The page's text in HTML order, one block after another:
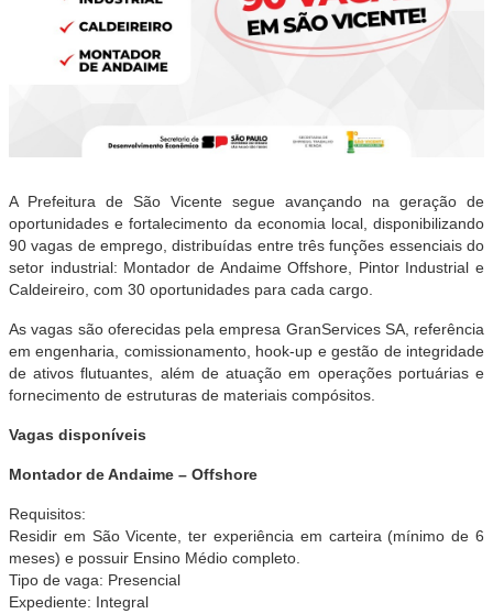
A Prefeitura de São Vicente segue avançando na geração de
oportunidades e fortalecimento da economia local, disponibilizando
90 vagas de emprego, distribuídas entre três funções essenciais do
setor industrial: Montador de Andaime Offshore, Pintor Industrial e
Caldeireiro, com 30 oportunidades para cada cargo.
As vagas são oferecidas pela empresa GranServices SA, referência
em engenharia, comissionamento, hook-up e gestão de integridade
de ativos flutuantes, além de atuação em operações portuárias e
fornecimento de estruturas de materiais compósitos.
Vagas disponíveis
Montador de Andaime – Offshore
Requisitos:
Residir em São Vicente, ter experiência em carteira (mínimo de 6
meses) e possuir Ensino Médio completo.
Tipo de vaga: Presencial
Expediente: Integral